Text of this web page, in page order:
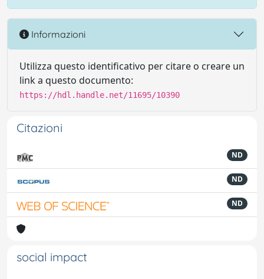
Informazioni
Utilizza questo identificativo per citare o creare un
link a questo documento:
https://hdl.handle.net/11695/10390
Citazioni
ND
ND
ND
social impact